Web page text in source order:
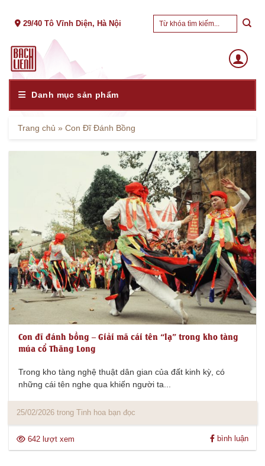
29/40 Tô Vĩnh Diện, Hà Nội
Tìm
Danh mục sản phẩm
Trang chủ » Con Đĩ Đánh Bồng
Con đĩ đánh bồng – Giải mã cái tên “lạ” trong kho tàng
múa cổ Thăng Long
Trong kho tàng nghệ thuật dân gian của đất kinh kỳ, có
những cái tên nghe qua khiến người ta...
25/02/2026 trong Tinh hoa bạn đọc
642 lượt xem bình luận